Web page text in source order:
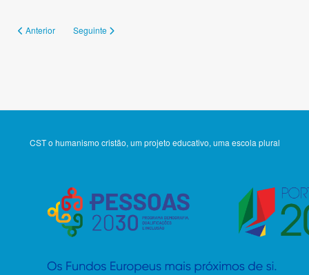
Artigo anterior: 149
Anterior Artigo seguinte: 147
Seguinte
CST o humanismo cristão, um projeto educativo, uma escola plural